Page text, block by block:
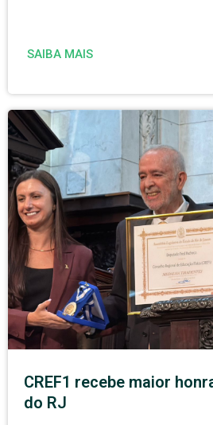
SAIBA MAIS
CREF1 recebe maior
do RJ